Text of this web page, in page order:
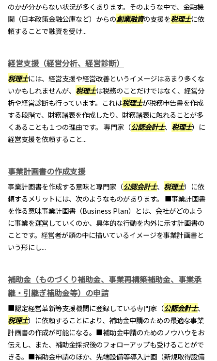
のかが分からない状況が多くあります。そのような中で、金融機
関（日本政策金融公庫など）からの創業融資の支援を税理士に依
頼することで融資を受け...
経営支援（経営分析、経営診断）
税理士には、経営支援や経営改善というイメージはあまり多くな
いかもしれませんが、 税理士は税務のことだけではなく、経営分
析や経営診断も行っています。これは税理士が税務申告書を作成
する段階で、財務諸表を作成したり、財務諸表に触れることが多
くあることも１つの理由です。 専門家（公認会計士、 税理士）に
経営支援を依頼すること...
事業計画書の作成支援
事業計画書を作成する意味と専門家（公認会計士、 税理士）に依
頼するメリットには、次のようなものがあります。 ■事業計画書
を作る意味事業計画書（Business Plan）とは、会社がどのよう
に事業を運営していくのか、具体的な行動を内外に示す計画書の
ことです。経営者が頭の中に描いているイメージを事業計画書と
いう形にし...
補助金（ものづくり補助金、事業再構築補助金、事業承
継・引継ぎ補助金等）の申請
■認定経営革新等支援機関に登録している専門家（公認会計士、
税理士）に依頼することにより、補助金申請のための最適な事業
計画書の作成が可能になる。■補助金申請のためのノウハウをお
伝えし、また、補助金採択後のフォローアップも受けることがで
きる。■補助金申請のほか、先端設備等導入計画（新規取得設備